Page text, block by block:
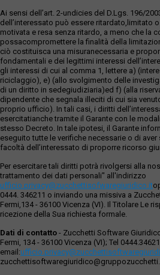
Ai sensi dell’art. 2-undicies del D.Lgs. 196/
dell’interessato può essere ritardato,limitato
motivata e resa senza ritardo, a meno che la
possacompromettere la finalità della
ciò costituisca una misuranecessaria e
fondamentali e dei legittimi interessi
gli interessi di cui al comma 1, lettere a)
riciclaggio), e) (allo svolgimento delle
di un diritto in sedegiudiziaria)ed f) (alla
dipendente che segnala illeciti di cui sia
proprio ufficio). In tali casi, i diritti
esercitatianche tramite il Garante con le
stesso Decreto. In tale ipotesi, il Garante
eseguito tutte le verifiche necessarie o di
facoltà dell’interessato di proporre ricorso
Per esercitare tali diritti potrà rivolgersi alla
trattamento dei dati personali" all'indirizzo
ufficio.privacy@zucchettisofwaregiuridico.it
0444. 346211 o inviando una missiva a
Fermi,134 - 36100 Vicenza (VI). Il Titolare Le
ricezione della Sua richiesta formale.
Dati di contatto - Zucchetti Software
Fermi, 134 - 36100 Vicenza (VI); Tel
email: